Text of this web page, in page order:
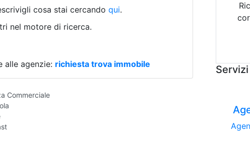
Commerciale
cosa stai cercando qui.
nel motore di ricerca.
alle agenzie: richiesta trova immobile